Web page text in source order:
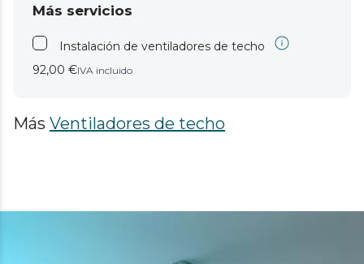
Más servicios
Instalación de ventiladores de techo
92,00 €IVA incluido
Más Ventiladores de techo